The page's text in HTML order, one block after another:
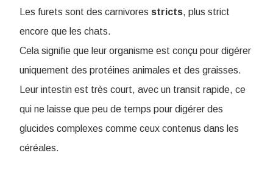
Les furets sont des carnivores stricts, plus strict
encore que les chats.
Cela signifie que leur organisme est conçu pour digérer
uniquement des protéines animales et des graisses.
Leur intestin est très court, avec un transit rapide, ce
qui ne laisse que peu de temps pour digérer des
glucides complexes comme ceux contenus dans les
céréales.